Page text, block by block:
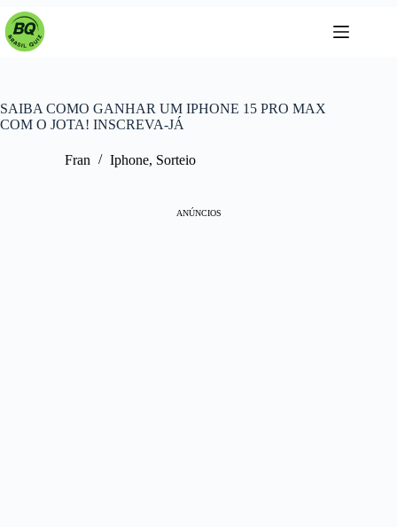
Pular
para
SAIBA COMO GANHAR UM IPHONE 15 PRO MAX
COM O JOTA! INSCREVA-JÁ
Fran Iphone, Sorteio
ANÚNCIOS